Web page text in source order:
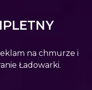
na chmurze i
Ładowarki.